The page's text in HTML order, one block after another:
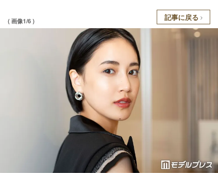
( 画像1/6 ) 記事に戻る